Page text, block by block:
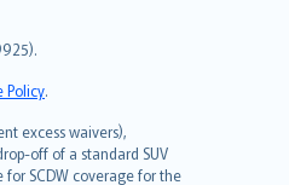
Policy.
excess waivers),
off of a standard SUV
for SCDW coverage for the